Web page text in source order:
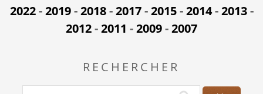
2022-2019-2018-2017-2015-2014-2013-
2012-2011 -2009-2007
RECHERCHER